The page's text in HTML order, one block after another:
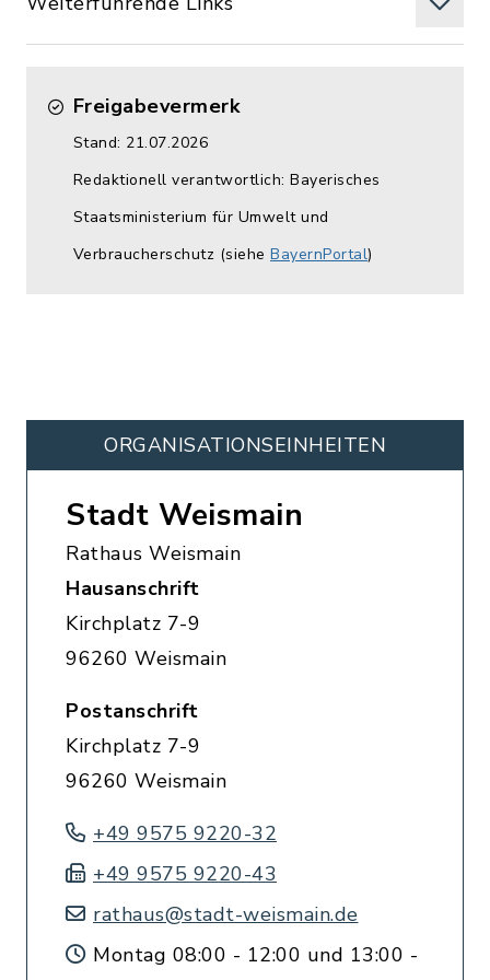
Freigabevermerk
Stand: 21.07.2026
Redaktionell verantwortlich: Bayerisches
Staatsministerium für Umwelt und
Verbraucherschutz (siehe BayernPortal)
ORGANISATIONS­EINHEITEN
Stadt Weismain
Rathaus Weismain
Hausanschrift
Kirchplatz 7-9
96260 Weismain
Postanschrift
Kirchplatz 7-9
96260 Weismain
+49 9575 9220-32
+49 9575 9220-43
rathaus@stadt-weismain.de
Montag 08:00 - 12:00 und 13:00 -